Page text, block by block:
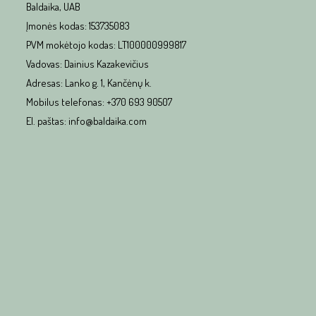
Baldaika, UAB
Įmonės kodas: 153735083
PVM mokėtojo kodas: LT100000999817
Vadovas: Dainius Kazakevičius
Adresas: Lanko g. 1, Kančėnų k.
Mobilus telefonas: +370 693 90507
El. paštas: info@baldaika.com